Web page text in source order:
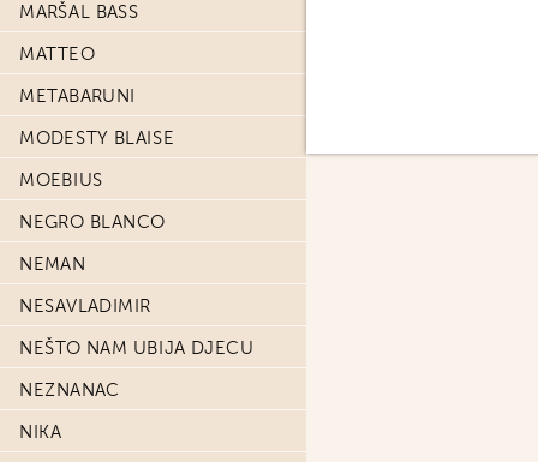
MARŠAL BASS
MATTEO
METABARUNI
MODESTY BLAISE
MOEBIUS
NEGRO BLANCO
NEMAN
NESAVLADIMIR
NEŠTO NAM UBIJA DJECU
NEZNANAC
NIKA